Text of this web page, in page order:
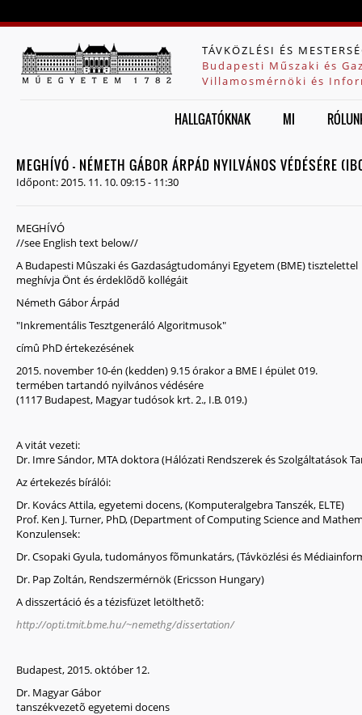
TÁVKÖZLÉSI ÉS
Budapesti Műszaki és
Villamosmérnöki és
HALLGATÓKNAK MI
MEGHÍVÓ - NÉMETH GÁBOR ÁRPÁD NYILVÁNOS VÉDÉSÉRE
Időpont:2015. 11. 10.09:15- 11:30
MEGHÍVÓ
//see English text below//
A Budapesti Mûszaki és Gazdaságtudományi Egyetem (BME) tisztelettel
meghívja Önt és érdeklõdõ kollégáit
Németh Gábor Árpád
"Inkrementális Tesztgeneráló Algoritmusok"
címû PhD értekezésének
2015. november 10-én (kedden) 9.15 órakora BME I épület 019.
termében tartandó nyilvános védésére
(1117 Budapest, Magyar tudósok krt. 2., I.B. 019.)
A vitát vezeti:
Dr. Imre Sándor, MTA doktora (Hálózati Rendszerek és Szolgáltatások
Az értekezés bírálói:
Dr. Kovács Attila, egyetemi docens, (Komputeralgebra Tanszék, ELTE)
Prof. Ken J. Turner, PhD, (Department of Computing Science and
Konzulensek:
Dr. Csopaki Gyula, tudományos fõmunkatárs, (Távközlési és
Dr. Pap Zoltán, Rendszermérnök (Ericsson Hungary)
A disszertáció és a tézisfüzet letölthetõ:
http://opti.tmit.bme.hu/~nemethg/dissertation/
Budapest, 2015. október 12.
Dr. Magyar Gábor
tanszékvezetõ egyetemi docens